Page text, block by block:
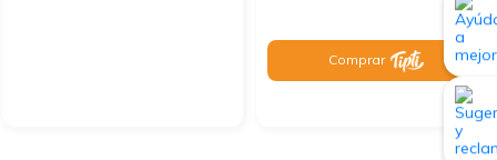
Comprar